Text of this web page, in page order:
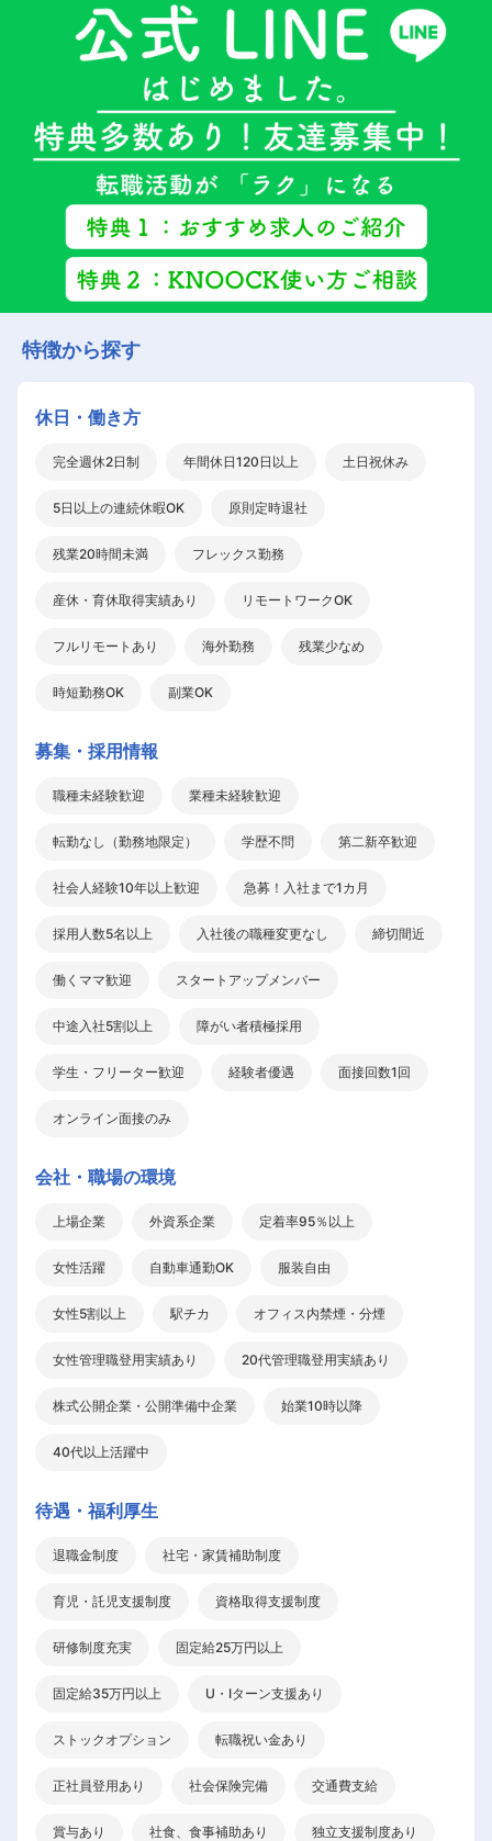
特徴から探す
休日・働き方
完全週休2日制 年間休日120日以上 土日祝休み
5日以上の連続休暇OK 原則定時退社
残業20時間未満 フレックス勤務
産休・育休取得実績あり リモートワークOK
フルリモートあり 海外勤務 残業少なめ
時短勤務OK 副業OK
募集・採用情報
職種未経験歓迎 業種未経験歓迎
転勤なし（勤務地限定） 学歴不問 第二新卒歓迎
社会人経験10年以上歓迎 急募！入社まで1カ月
採用人数5名以上 入社後の職種変更なし 締切間近
働くママ歓迎 スタートアップメンバー
中途入社5割以上 障がい者積極採用
学生・フリーター歓迎 経験者優遇 面接回数1回
オンライン面接のみ
会社・職場の環境
上場企業 外資系企業 定着率95％以上
女性活躍 自動車通勤OK 服装自由
女性5割以上 駅チカ オフィス内禁煙・分煙
女性管理職登用実績あり 20代管理職登用実績あり
株式公開企業・公開準備中企業 始業10時以降
40代以上活躍中
待遇・福利厚生
退職金制度 社宅・家賃補助制度
育児・託児支援制度 資格取得支援制度
研修制度充実 固定給25万円以上
固定給35万円以上 U・Iターン支援あり
ストックオプション 転職祝い金あり
正社員登用あり 社会保険完備 交通費支給
賞与あり 社食、食事補助あり 独立支援制度あり